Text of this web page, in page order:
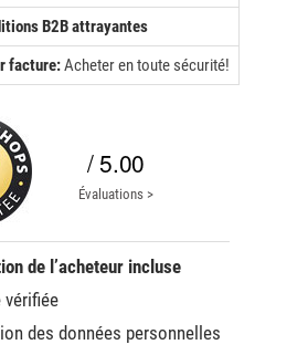
B2B attrayantes
facture:Acheter en toute sécurité!
/ 5.00
Évaluations >
de l’acheteur incluse
vérifiée
des données personnelles